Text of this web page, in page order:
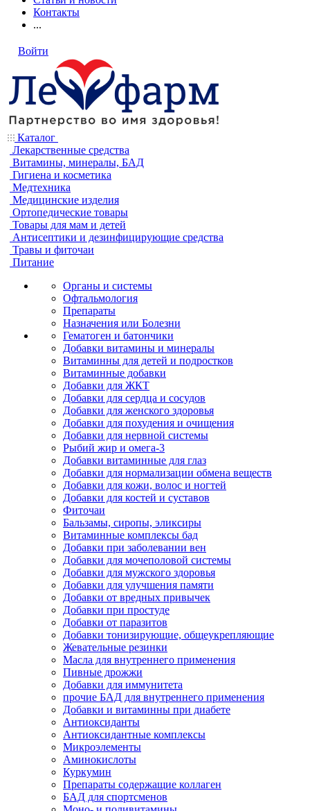
Контакты
...
Войти
Каталог
Лекарственные средства
Витамины, минералы, БАД
Гигиена и косметика
Медтехника
Медицинские изделия
Ортопедические товары
Товары для мам и детей
Антисептики и дезинфицирующие средства
Травы и фиточаи
Питание
Органы и системы
Офтальмология
Препараты
Назначения или Болезни
Гематоген и батончики
Добавки витамины и минералы
Витаминны для детей и подростков
Витаминные добавки
Добавки для ЖКТ
Добавки для сердца и сосудов
Добавки для женского здоровья
Добавки для похудения и очищения
Добавки для нервной системы
Рыбий жир и омега-3
Добавки витаминные для глаз
Добавки для нормализации обмена веществ
Добавки для кожи, волос и ногтей
Добавки для костей и суставов
Фиточаи
Бальзамы, сиропы, эликсиры
Витаминные комплексы бад
Добавки при заболевании вен
Добавки для мочеполовой системы
Добавки для мужского здоровья
Добавки для улучшения памяти
Добавки от вредных привычек
Добавки при простуде
Добавки от паразитов
Добавки тонизирующие, общеукрепляющие
Жевательные резинки
Масла для внутреннего применения
Пивные дрожжи
Добавки для иммунитета
прочие БАД для внутреннего применения
Добавки и витаминны при диабете
Антиоксиданты
Антиоксидантные комплексы
Микроэлементы
Аминокислоты
Куркумин
Препараты содержащие коллаген
БАД для спортсменов